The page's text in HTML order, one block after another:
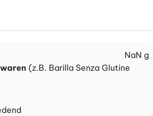
(z.B. Barilla Senza Glutine
NaN g